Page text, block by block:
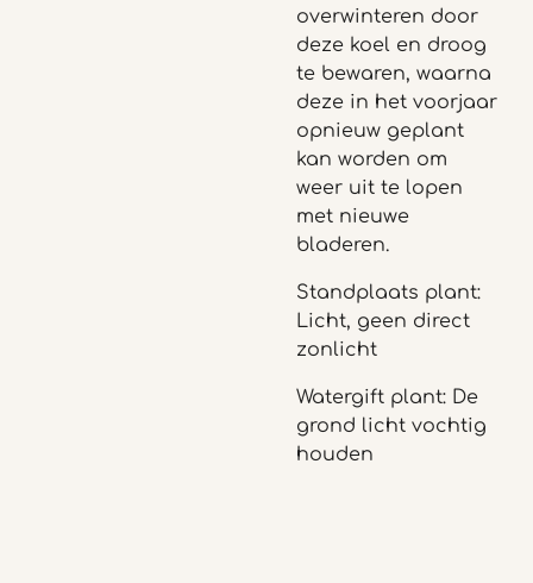
overwinteren door
deze koel en droog
te bewaren, waarna
deze in het voorjaar
opnieuw geplant
kan worden om
weer uit te lopen
met nieuwe
bladeren.
Standplaats plant:
Licht, geen direct
zonlicht
Watergift plant: De
grond licht vochtig
houden